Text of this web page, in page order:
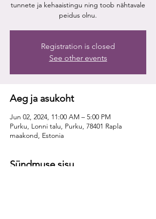
tunnete ja kehaaistingu ning toob nähtavale
peidus olnu.
Registration is closed
See other events
Aeg ja asukoht
Jun 02, 2024, 11:00 AM – 5:00 PM
Purku, Lonni talu, Purku, 78401 Rapla
maakond, Estonia
Sündmuse sisu